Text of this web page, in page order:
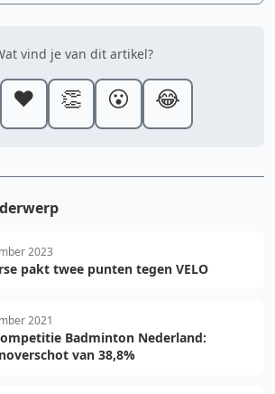
vind je van dit artikel?
❤️ 👏 😮 😂
2023
pakt twee punten tegen VELO
2021
Badminton Nederland:
van 38,8%